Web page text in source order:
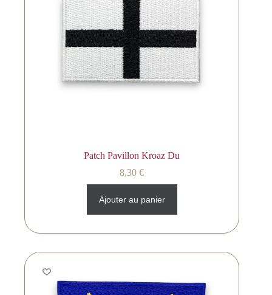
Patch Pavillon Kroaz Du
8,30€
Ajouter au panier